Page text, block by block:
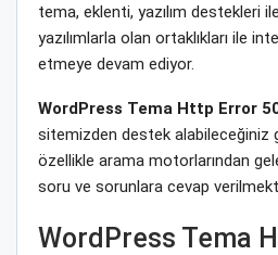
tema, eklenti, yazılım destekleri
yazılımlarla olan ortaklıkları ile
etmeye devam ediyor.
WordPress Tema Http Error
sitemizden destek alabileceğiniz
özellikle arama motorlarından
soru ve sorunlara cevap
WordPress Tema